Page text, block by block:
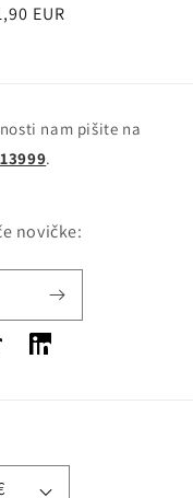
EUR
nam pišite na
.
novičke:
LinkedIn
€